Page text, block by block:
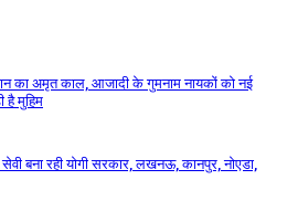
का अमृत काल, आजादी के गुमनाम नायकों को नई
है मुहिम
बना रही योगी सरकार, लखनऊ, कानपुर, नोएडा,